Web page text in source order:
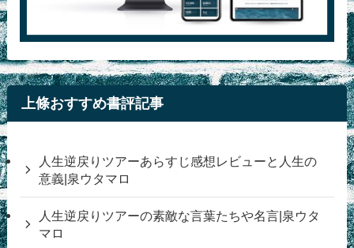
上條おすすめ書評記事
人生逆戻りツアーあらすじ感想レビューと人生の
意義|泉ウタマロ
人生逆戻りツアーの素敵な言葉たちや名言|泉ウタ
マロ